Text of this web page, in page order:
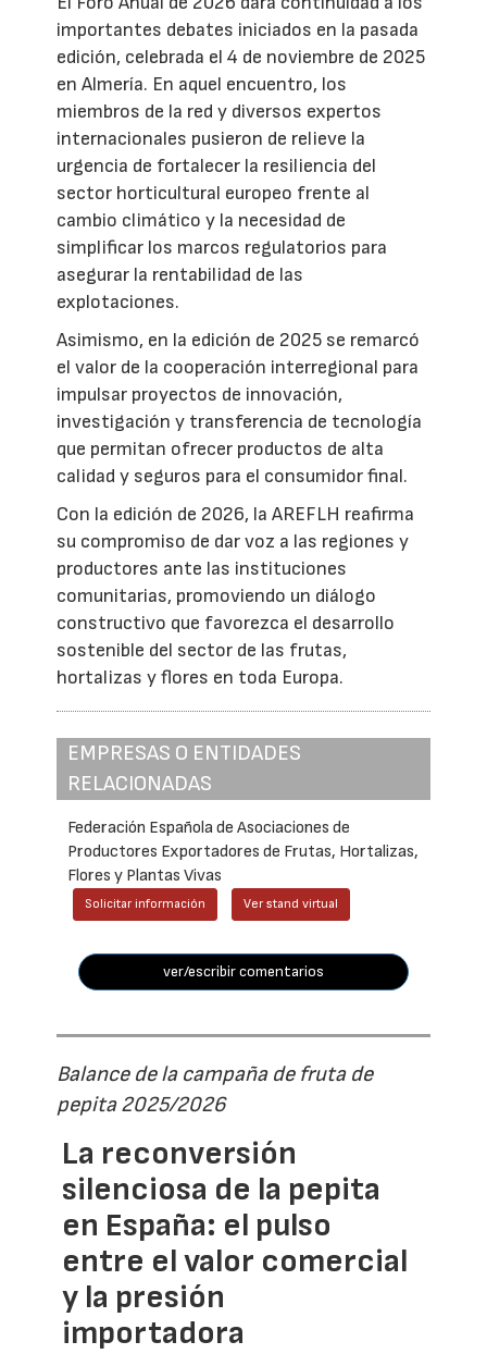
importantes debates iniciados en la pasada
edición, celebrada el 4 de noviembre de 2025
en Almería. En aquel encuentro, los
miembros de la red y diversos expertos
internacionales pusieron de relieve la
urgencia de fortalecer la resiliencia del
sector horticultural europeo frente al
cambio climático y la necesidad de
simplificar los marcos regulatorios para
asegurar la rentabilidad de las
explotaciones.
Asimismo, en la edición de 2025 se remarcó
el valor de la cooperación interregional para
impulsar proyectos de innovación,
investigación y transferencia de tecnología
que permitan ofrecer productos de alta
calidad y seguros para el consumidor final.
Con la edición de 2026, la AREFLH reafirma
su compromiso de dar voz a las regiones y
productores ante las instituciones
comunitarias, promoviendo un diálogo
constructivo que favorezca el desarrollo
sostenible del sector de las frutas,
hortalizas y flores en toda Europa.
EMPRESAS O ENTIDADES
RELACIONADAS
Federación Española de Asociaciones de
Productores Exportadores de Frutas, Hortalizas,
Flores y Plantas Vivas
Solicitar información Ver stand virtual
ver/escribir comentarios
Balance de la campaña de fruta de
pepita 2025/2026
La reconversión
silenciosa de la pepita
en España: el pulso
entre el valor comercial
y la presión
importadora